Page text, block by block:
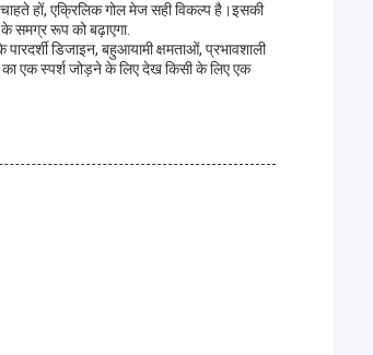
हों, एक्रिलिक गोल मेज सही विकल्प है।इसकी
समग्र रूप को बढ़ाएगा.
डिजाइन, बहुआयामी क्षमताओं, प्रभावशाली
एक स्पर्श जोड़ने के लिए देख किसी के लिए एक